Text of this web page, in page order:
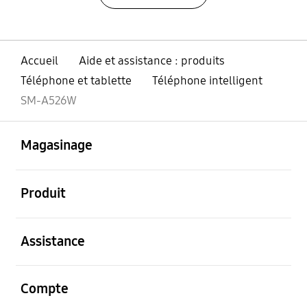
Accueil
Aide et assistance : produits
Téléphone et tablette
Téléphone intelligent
SM-A526W
Magasinage
Produit
Assistance
Compte